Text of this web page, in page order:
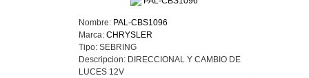
Nombre: PAL-CBS1096
Marca: CHRYSLER
Tipo: SEBRING
Descripcion: DIRECCIONAL Y CAMBIO DE
LUCES 12V